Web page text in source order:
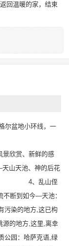
回温暖的家，结束
盆地小环线，一
欣赏、新鲜的感
天池、神的后花
； 4、乱山侄
不断到如今—天池：
染的地方,这已构
地方,这里,离幸
：哈萨克语,绿